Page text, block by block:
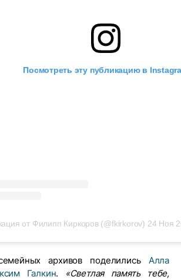
Посмотреть эту публикацию в
от Филипп Киркоров (@fkirkorov) 24 Ноя
архивов поделились Алла
Галкин.
«Светлая память тебе,